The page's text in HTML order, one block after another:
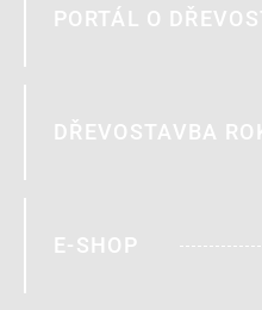
PORTÁL O
DŘEVOSTAVBA
E-SHOP